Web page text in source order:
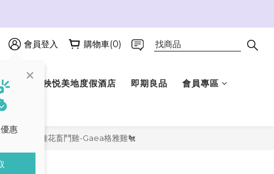
會員登入
惠
購物車(0)
盒 秧悦美地度假酒店 即期良品 會員專區
養 獨特雞種花畜鬥雞-Gaea格雅雞🐔